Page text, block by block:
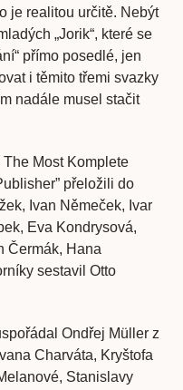
je realitou určitě. Nebýt
„Jorik“, které se
přímo posedlé, jen
i těmito třemi svazky
nadále musel stačit
The Most Komplete
přeložili do
Ivan Němeček, Ivar
Eva Kondrysová,
Čermák, Hana
sestavil Otto
Ondřej Müller z
Charváta, Kryštofa
Stanislavy